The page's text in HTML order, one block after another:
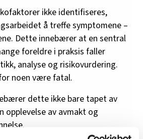
ikke identifiseres,
å treffe symptomene –
Dette innebærer at en sentral
foreldre i praksis faller
analyse og risikovurdering.
noen være fatal.
dette ikke bare tapet av
opplevelse av avmakt og